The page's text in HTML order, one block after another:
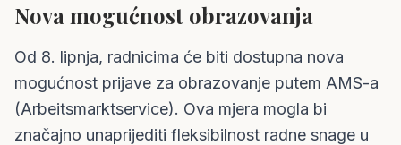
Nova mogućnost obrazovanja
Od 8. lipnja, radnicima će biti dostupna nova
mogućnost prijave za obrazovanje putem AMS-a
(Arbeitsmarktservice). Ova mjera mogla bi
značajno unaprijediti fleksibilnost radne snage u